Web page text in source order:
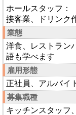
ホールスタッフ：
接客業、ドリンク
業態
洋食、レストラン
語も学べます
雇用形態
正社員、アルバイ
募集職種
キッチンスタッフ